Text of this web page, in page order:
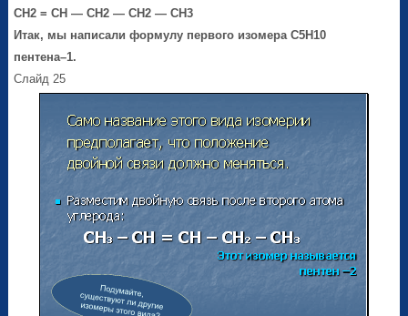
СН2 = СН — СН2 — СН2 — СН3
Итак, мы написали формулу первого изомера С5Н10
пентена–1.
Слайд 25